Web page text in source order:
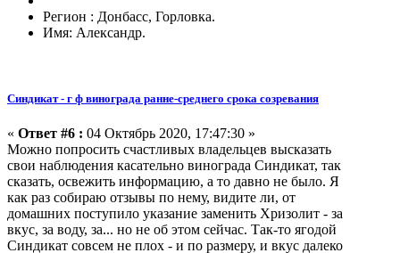
Регион : Донбасс, Горловка.
Имя: Александр.
Синдикат - г ф винограда ранне-среднего срока созревания
« Ответ #6 : 04 Октябрь 2020, 17:47:30 »
Можно попросить счастливых владельцев высказать
свои наблюдения касательно винограда Синдикат, так
сказать, освежить информацию, а то давно не было. Я
как раз собираю отзывы по нему, видите ли, от
домашних поступило указание заменить Хризолит - за
вкус, за воду, за... но не об этом сейчас. Так-то ягодой
Синдикат совсем не плох - и по размеру, и вкус далеко